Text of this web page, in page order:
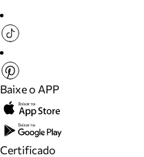
Baixe o APP
Certificado